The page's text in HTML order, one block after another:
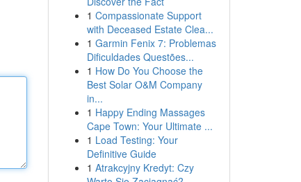
1 Compassionate Support
with Deceased Estate Clea...
1 Garmin Fenix 7: Problemas
Dificuldades Questões...
1 How Do You Choose the
Best Solar O&M Company
in...
1 Happy Ending Massages
Cape Town: Your Ultimate ...
1 Load Testing: Your
Definitive Guide
1 Atrakcyjny Kredyt: Czy